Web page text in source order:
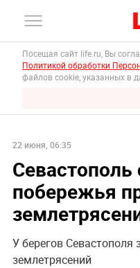
Посещая сайт life.ru, Вы
Политикой обработки
файлов cookie, указанных в
22 июня, 06:35
Севастополь
побережья
У берегов Севастополя
землетрясений